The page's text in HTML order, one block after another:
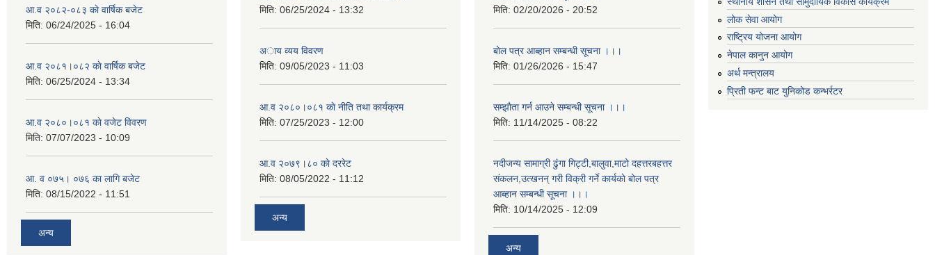
आ.व २०८२-०८३ काे वार्षिक बजेट
मिति: 06/24/2025 - 16:04
आ.व २०८१।०८२ काे वार्षिक बजेट
मिति: 06/25/2024 - 13:34
आ.व २०८०।०८१ काे वजेट विवरण
मिति: 07/07/2023 - 10:09
आ. व ०७५। ०७६ का लागि बजेट
मिति: 08/15/2022 - 11:51
अन्य
मिति: 06/25/2024 - 13:32
अाय व्यय विवरण
मिति: 09/05/2023 - 11:03
आ.व २०८०।०८१ काे नीति तथा कार्यक्रम
मिति: 07/25/2023 - 12:00
आ.व २०७९।८० काे दररेट
मिति: 08/05/2022 - 11:12
अन्य
मिति: 02/20/2026 - 20:52
बाेल पत्र आब्हान सम्बन्धी सूचना ।।।
मिति: 01/26/2026 - 15:47
सम्झाैता गर्न आउने सम्बन्धी सूचना ।।।
मिति: 11/14/2025 - 08:22
नदीजन्य सामाग्री ढुंगा गिट्टी,बालुवा,माटो दहत्तरबहत्तर
संकलन,उत्खनन् गरी विक्री गर्ने कार्यकाे बोल पत्र
आब्हान सम्बन्धी सूचना ।।।
मिति: 10/14/2025 - 12:09
अन्य
लोक सेवा आयोग
राष्ट्रिय योजना आयोग
नेपाल कानुन आयोग
अर्थ मन्त्रालय
प्रिती फन्ट बाट युनिकोड कन्भर्रटर